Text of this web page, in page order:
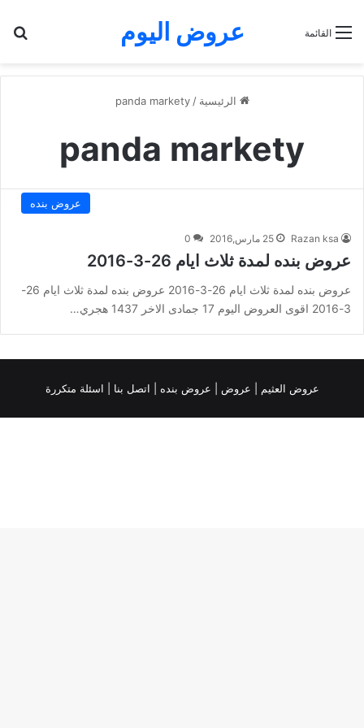
عروض اليوم القائمة
الرئيسية /
panda markety
panda markety
عروض بنده
Razan ksa 25 مارس,2016 0
عروض بنده لمدة ثلاث ايام 26-3-2016
عروض بنده لمدة ثلاث ايام 26-3-2016 عروض بنده لمدة ثلاث ايام 26-
3-2016 اقوى العروض اليوم 17 جمادى الاخر 1437 هجري…
عروض العثيم عروض عروض بنده | اتصل بنا | اسئلة متكررة